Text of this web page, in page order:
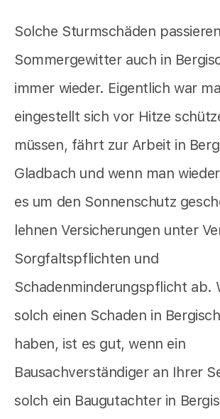
Solche Sturmschäden
Sommergewitter auch in
immer wieder. Eigentlich war
eingestellt sich vor Hitze
müssen, fährt zur Arbeit in
Gladbach und wenn man
es um den Sonnenschutz
lehnen Versicherungen unter
Sorgfaltspflichten und
Schadenminderungspflicht ab.
solch einen Schaden in
haben, ist es gut, wenn ein
Bausachverständiger an Ihrer
solch ein Baugutachter in